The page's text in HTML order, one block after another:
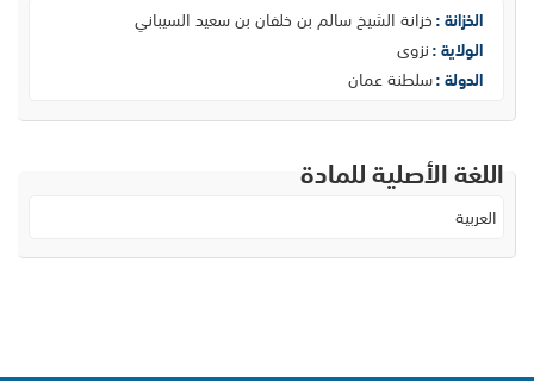
الخزانة :خزانة الشيخ سالم بن خلفان بن سعيد السيباني
الولاية :نزوى
الدولة :سلطنة عمان
اللغة الأصلية للمادة
العربية